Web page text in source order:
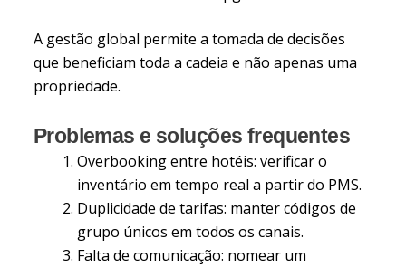
A gestão global permite a tomada de decisões
que beneficiam toda a cadeia e não apenas uma
propriedade.
Problemas e soluções frequentes
Overbooking entre hotéis: verificar o
inventário em tempo real a partir do PMS.
Duplicidade de tarifas: manter códigos de
grupo únicos em todos os canais.
Falta de comunicação: nomear um